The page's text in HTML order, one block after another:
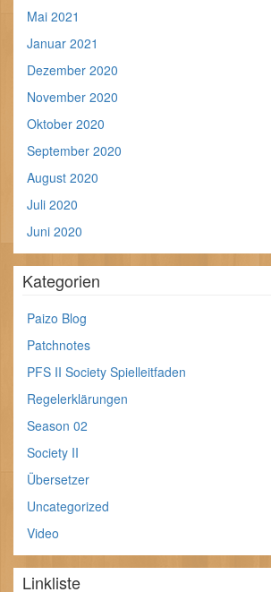
Mai 2021
Januar 2021
Dezember 2020
November 2020
Oktober 2020
September 2020
August 2020
Juli 2020
Juni 2020
Kategorien
Paizo Blog
Patchnotes
PFS II Society Spielleitfaden
Regelerklärungen
Season 02
Society II
Übersetzer
Uncategorized
Video
Linkliste